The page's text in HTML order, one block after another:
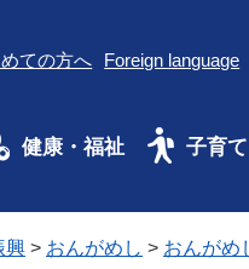
ての方へ Foreign language
健康・福祉 子育
興 > おんがめし > おんがめ